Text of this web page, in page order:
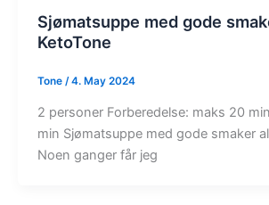
Sjømatsuppe med gode
KetoTone
Tone /4. May 2024
2 personer Forberedelse: maks 20
min Sjømatsuppe med gode smaker
Noen ganger får jeg